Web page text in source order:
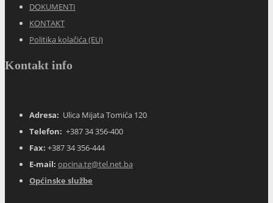
DOKUMENTI
KONTAKT
Politika kolačića (EU)
Kontakt info
Adresa: Ulica Mijata Tomića 120
Telefon: +387 34 356-400
Fax: +387 34 356-444
E-mail: opcina.tg@tel.net.ba
Općinske službe